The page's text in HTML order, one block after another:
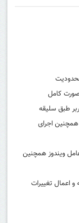
کامل
طبق سلیقه
همچنین اجرای
ویندوز همچنین
و اعمال تغییرات